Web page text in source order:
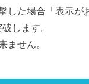
した場合「表示が
します。
ません。